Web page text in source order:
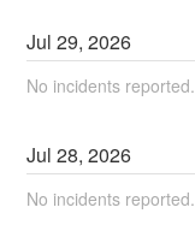
Jul29,2026
No incidents reported.
Jul28,2026
No incidents reported.